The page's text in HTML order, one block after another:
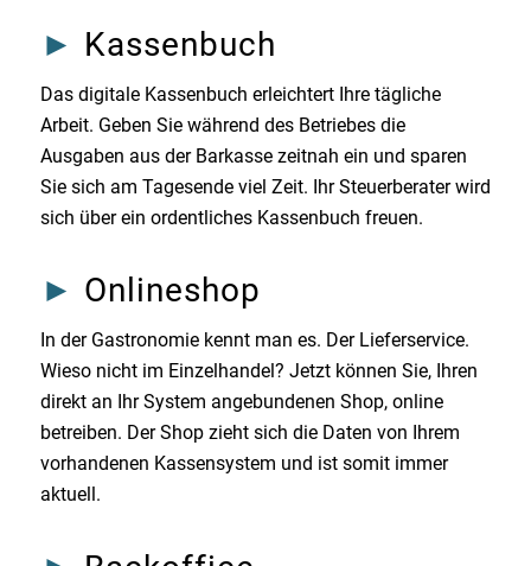
► Kassenbuch
Das digitale Kassenbuch erleichtert Ihre tägliche
Arbeit. Geben Sie während des Betriebes die
Ausgaben aus der Barkasse zeitnah ein und sparen
Sie sich am Tagesende viel Zeit. Ihr Steuerberater wird
sich über ein ordentliches Kassenbuch freuen.
► Onlineshop
In der Gastronomie kennt man es. Der Lieferservice.
Wieso nicht im Einzelhandel? Jetzt können Sie, Ihren
direkt an Ihr System angebundenen Shop, online
betreiben. Der Shop zieht sich die Daten von Ihrem
vorhandenen Kassensystem und ist somit immer
aktuell.